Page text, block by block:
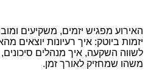
האירוע מפגיש יזמים, משקיעים
יזמות ביוטק: איך רעיונות יוצאים
לשווה השקעה, איך מנהלים
משהו שמחזיק לאורך זמן.